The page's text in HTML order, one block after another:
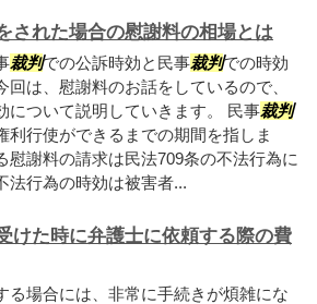
された場合の慰謝料の相場とは
裁判での公訴時効と民事裁判での時効
回は、慰謝料のお話をしているので、
について説明していきます。 民事裁判
利行使ができるまでの期間を指しま
慰謝料の請求は民法709条の不法行為に
法行為の時効は被害者...
けた時に弁護士に依頼する際の費
る場合には、非常に手続きが煩雑にな